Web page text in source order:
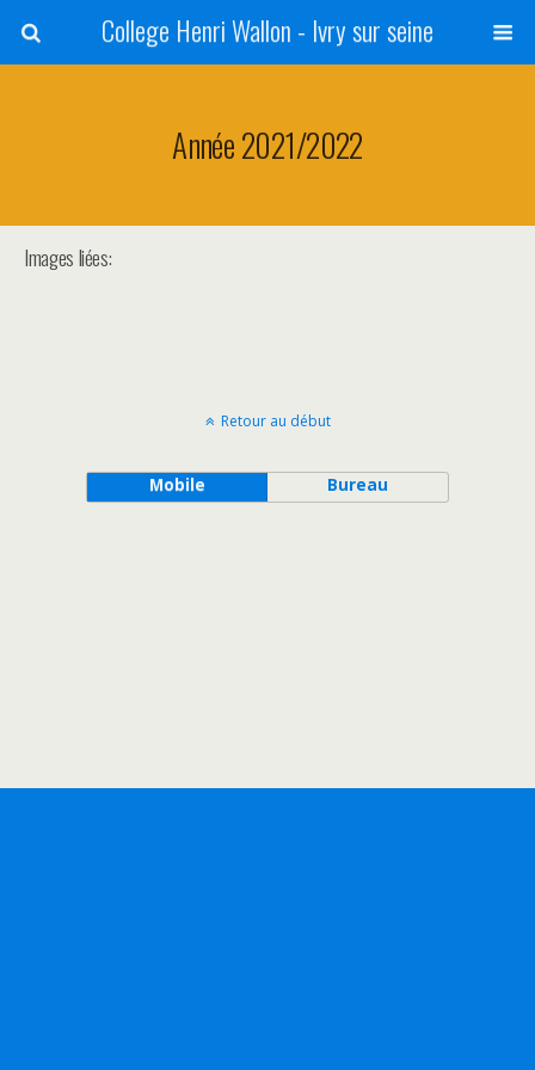
College Henri Wallon - Ivry sur seine
Année 2021/2022
Images liées:
Retour au début
Mobile Bureau